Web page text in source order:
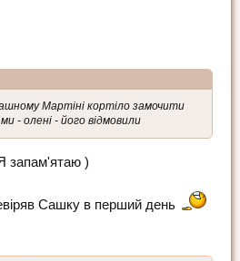
Мартіні кортіло замочити
- олені - його відмовили
запам'ятаю )
Сашку в перший день